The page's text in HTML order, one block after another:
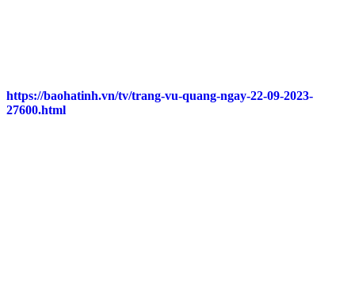
https://baohatinh.vn/tv/trang-vu-quang-ngay-22-09-2023-
27600.html